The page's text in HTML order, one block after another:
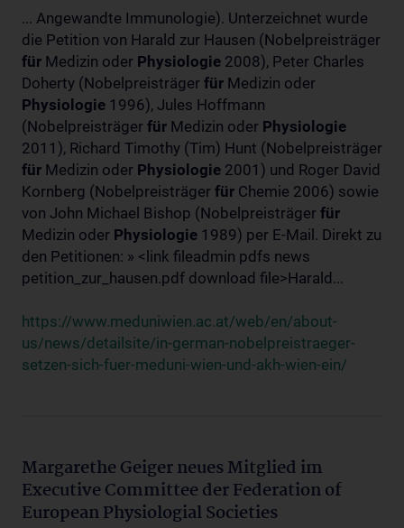
... Angewandte Immunologie). Unterzeichnet wurde
die Petition von Harald zur Hausen (Nobelpreisträger
für Medizin oder Physiologie 2008), Peter Charles
Doherty (Nobelpreisträger für Medizin oder
Physiologie 1996), Jules Hoffmann
(Nobelpreisträger für Medizin oder Physiologie
2011), Richard Timothy (Tim) Hunt (Nobelpreisträger
für Medizin oder Physiologie 2001) und Roger David
Kornberg (Nobelpreisträger für Chemie 2006) sowie
von John Michael Bishop (Nobelpreisträger für
Medizin oder Physiologie 1989) per E-Mail. Direkt zu
den Petitionen: » <link fileadmin pdfs news
petition_zur_hausen.pdf download file>Harald...
https://www.meduniwien.ac.at/web/en/about-
us/news/detailsite/in-german-nobelpreistraeger-
setzen-sich-fuer-meduni-wien-und-akh-wien-ein/
Margarethe Geiger neues Mitglied im
Executive Committee der Federation of
European Physiologial Societies